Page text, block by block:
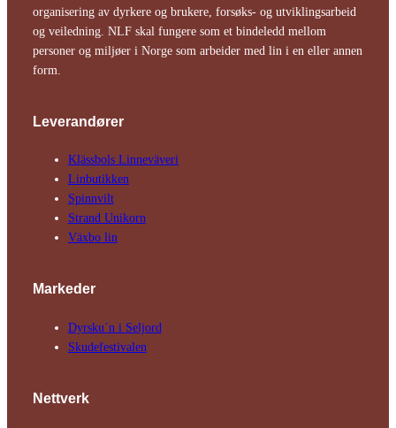
organisering av dyrkere og brukere, forsøks- og utviklingsarbeid
og veiledning. NLF skal fungere som et bindeledd mellom
personer og miljøer i Norge som arbeider med lin i en eller annen
form.
Leverandører
Klässbols Linne­väveri
Linbutikken
Spinnvilt
Strand Unikorn
Växbo lin
Markeder
Dyrsku´n i Seljord
Skude­fes­tivalen
Nettverk